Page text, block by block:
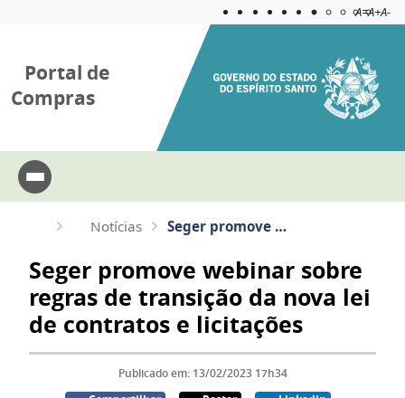
Aplicar
A=A+A-
Portal de
Compras
Notícias Seger promove webinar sobre regras de transição da nova lei de contratos e licitações
Seger promove webinar sobre
regras de transição da nova lei
de contratos e licitações
Publicado em: 13/02/2023 17h34